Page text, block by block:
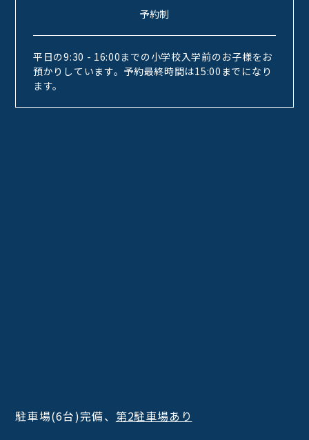
予約制
平日の9:30 - 16:00までの小学校入学前のお子様をお
預かりしています。予約最終時間は15:00までになり
ます。
駐車場(6台)完備、 第2駐車場あり